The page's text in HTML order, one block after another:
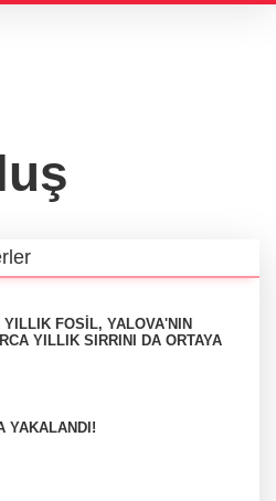
YILLIK FOSİL, YALOVA'NIN
YILLIK SIRRINI DA ORTAYA
YAKALANDI!